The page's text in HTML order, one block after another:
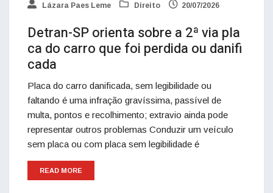
Lázara Paes Leme Direito 20/07/2026
Detran-SP orienta sobre a 2ª via pla
ca do carro que foi perdida ou danifi
cada
Placa do carro danificada, sem legibilidade ou
faltando é uma infração gravíssima, passível de
multa, pontos e recolhimento; extravio ainda pode
representar outros problemas Conduzir um veículo
sem placa ou com placa sem legibilidade é
READ MORE